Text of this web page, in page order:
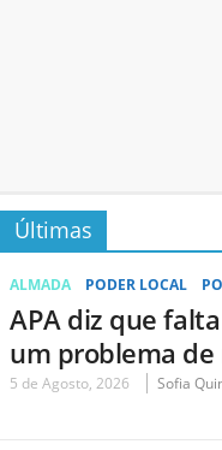
Últimas
ALMADA PODER LOCAL
APA diz que
um problema de
5 de Agosto, 2026 Sofia